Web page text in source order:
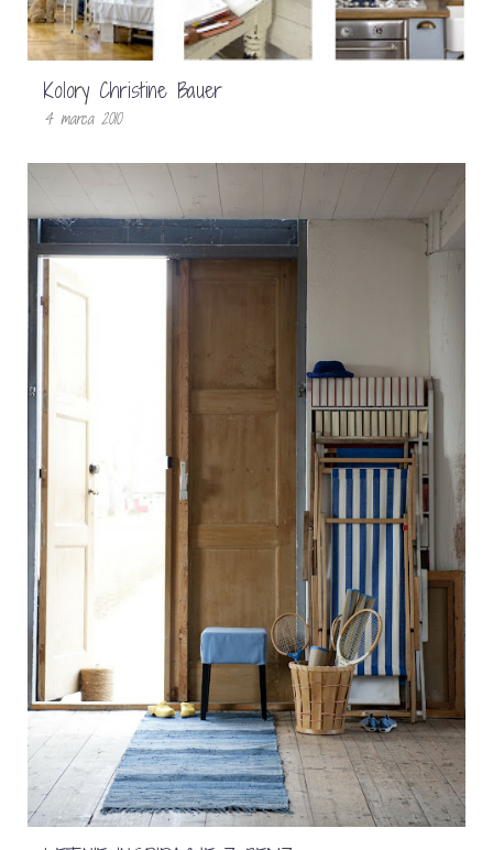
Kolory Christine Bauer
4 marca 2010